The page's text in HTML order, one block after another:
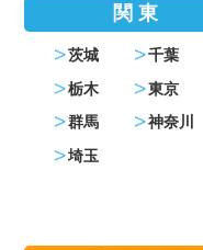
関 東
茨城
千葉
栃木
東京
群馬
神奈川
埼玉